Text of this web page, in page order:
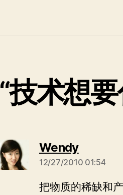
“技术想
Wendy说：
12/27/2010 01:54
把物质的稀缺和